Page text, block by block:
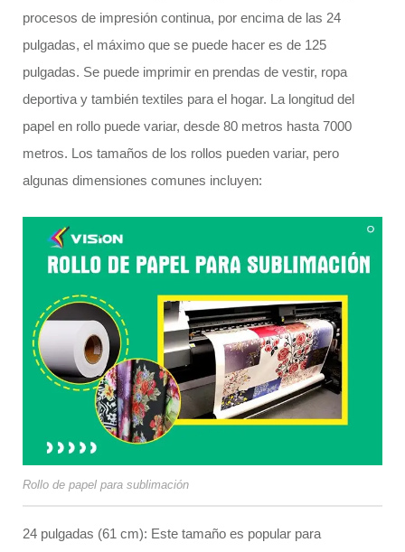
procesos de impresión continua, por encima de las 24
pulgadas, el máximo que se puede hacer es de 125
pulgadas. Se puede imprimir en prendas de vestir, ropa
deportiva y también textiles para el hogar. La longitud del
papel en rollo puede variar, desde 80 metros hasta 7000
metros. Los tamaños de los rollos pueden variar, pero
algunas dimensiones comunes incluyen:
Rollo de papel para sublimación
24 pulgadas (61 cm): Este tamaño es popular para